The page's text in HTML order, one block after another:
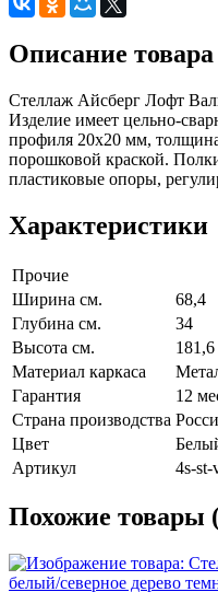
Описание товара
Стеллаж Айсберг Лофт
Изделие имеет цельно-
профиля 20х20 мм,
порошковой краской.
пластиковые опоры,
Характеристики
Прочие
Ширина см.
68,4
Глубина см.
34
Высота см.
181,6
Материал каркаса
Гарантия
12
Страна производства
Цвет
Артикул
4s-
Похожие товары